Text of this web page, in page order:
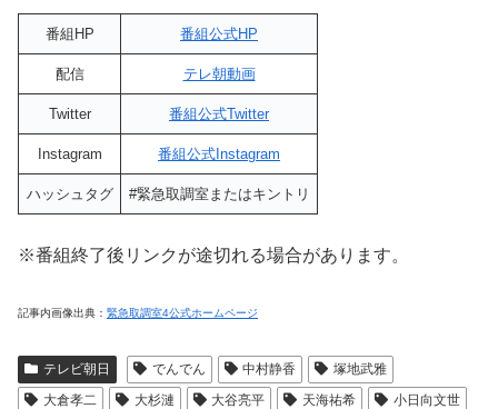
番組HP 番組公式HP
配信 テレ朝動画
Twitter 番組公式Twitter
Instagram 番組公式Instagram
ハッシュタグ #緊急取調室またはキントリ
※番組終了後リンクが途切れる場合があります。
記事内画像出典： 緊急取調室4公式ホームページ
テレビ朝日 でんでん 中村静香
塚地武雅
大倉孝二
大杉漣 大谷亮平 天海祐希
小日向文世